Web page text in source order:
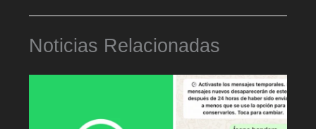
Noticias Relacionadas